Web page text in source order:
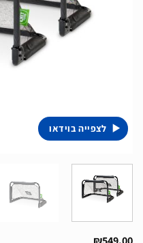
לצפייה בוידאו